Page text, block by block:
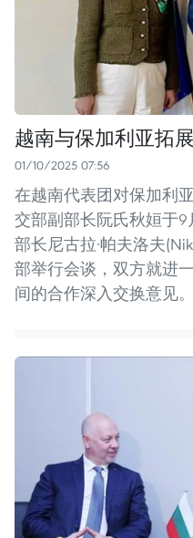
越南与保加利亚拓
01/10/2025 07:56
在越南代表团对保加利
交部副部长阮氏秋姮于
部长尼古拉·帕夫洛夫
部举行会谈，双方就进
间的合作深入交换意见。